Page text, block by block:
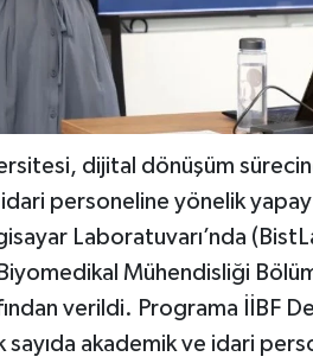
dijital dönüşüm
idari personeline yönelik
Laboratuvarı’nda
Mühendisliği
verildi. Programa İİBF
sayıda akademik ve idari